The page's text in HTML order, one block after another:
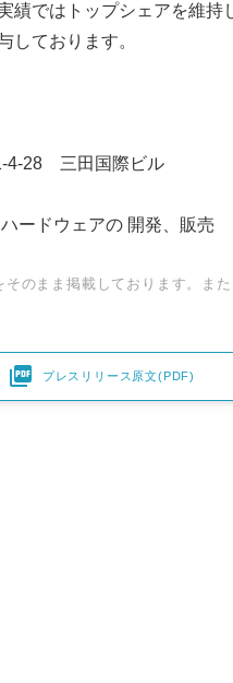
績ではトップシェアを維持
しております。
1-4-28 三田国際ビル
ードウェアの 開発、販売
のまま掲載しております。ま
 プレスリリース原文(PDF)